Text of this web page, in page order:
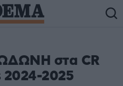
στα CR
2024-2025